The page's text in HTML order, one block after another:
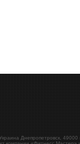
Днепропетровск 49000